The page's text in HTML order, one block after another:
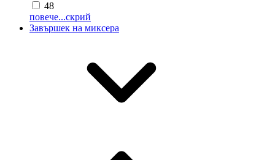
48
повече...скрий
Завършек на миксера